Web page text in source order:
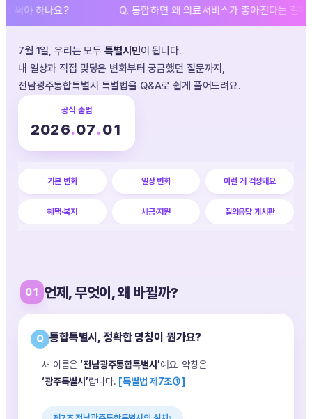
나요? Q. 통합하면 왜 의료서비스가 좋아진다는 걸까요?
7월 1일, 우리는 모두특별시민이 됩니다.
내 일상과 직접 맞닿은 변화부터 궁금했던 질문까지,
전남광주통합특별시 특별법을 Q&A로 쉽게 풀어드려요.
공식 출범
2026.07.01
기본 변화 일상 변화 이런 게 걱정돼요
혜택·복지 세금·지원 질의응답 게시판
01 언제, 무엇이, 왜 바뀔까?
Q 통합특별시, 정확한 명칭이 뭔가요?
새 이름은‘전남광주통합특별시’예요. 약칭은
‘광주특별시’랍니다. [특별법 제7조①]